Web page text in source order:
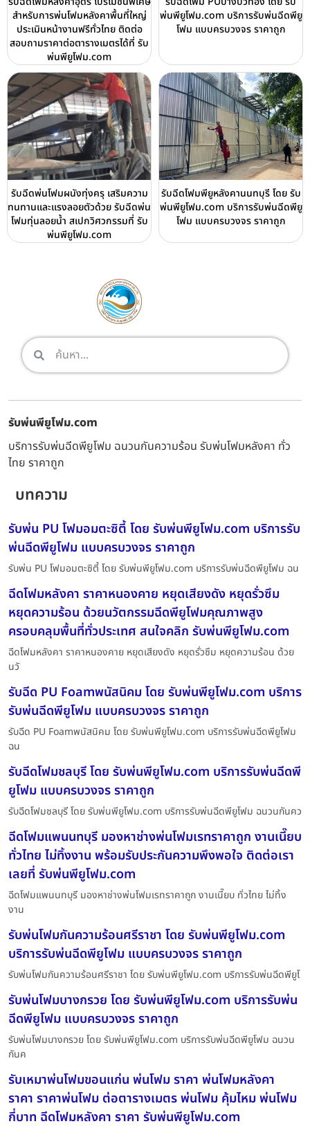
สำหรับการพ่นโฟมหลังคาพื้นที่ใหญ่
ประเมินหน้างานฟรีทั่วไทย ติดต่อ
สอบถามราคาต่อตารางเมตรได้ที่ รับ
พ่นพียูโฟม.com
พ่นพียูโฟม.com บริการรับพ่นฉีดพียู
โฟม แบบครบวงจร ราคาถูก
รับฉีดพ่นโฟมผนังทุ่งครุ เสริมความ
ทนทานและแรงลอยตัวด้วย รับฉีดพ่น
โฟมทุ่นลอยน้ำ สเปกวิศวกรรมที่ รับ
พ่นพียูโฟม.com
รับฉีดโฟมพียูหลังคานนทบุรี โดย รับ
พ่นพียูโฟม.com บริการรับพ่นฉีดพียู
โฟม แบบครบวงจร ราคาถูก
รับพ่นพียูโฟม.com
บริการรับพ่นฉีดพียูโฟม ฉนวนกันความร้อน รับพ่นโฟมหลังคา ทั่ว
ไทย ราคาถูก
บทความ
รับพ่น PU โฟมอมตะซิตี้ โดย รับพ่นพียูโฟม.com บริการรับ
พ่นฉีดพียูโฟม แบบครบวงจร ราคาถูก
รับพ่น PU โฟมอมตะซิตี้ โดย รับพ่นพียูโฟม.com บริการรับพ่นฉีดพียูโฟม ฉน
ฉีดโฟมหลังคา ราคาหนองคาย หยุดเสียงดัง หยุดรั่วซึม
หยุดความร้อน ด้วยนวัตกรรมฉีดพียูโฟมคุณภาพสูง
ครอบคลุมพื้นที่ทั่วประเทศ สนใจคลิก รับพ่นพียูโฟม.com
ฉีดโฟมหลังคา ราคาหนองคาย หยุดเสียงดัง หยุดรั่วซึม หยุดความร้อน ด้วย
นวั
รับฉีด PU Foamพนัสนิคม โดย รับพ่นพียูโฟม.com บริการ
รับพ่นฉีดพียูโฟม แบบครบวงจร ราคาถูก
รับฉีด PU Foamพนัสนิคม โดย รับพ่นพียูโฟม.com บริการรับพ่นฉีดพียูโฟม
ฉน
รับฉีดโฟมชลบุรี โดย รับพ่นพียูโฟม.com บริการรับพ่นฉีดพี
ยูโฟม แบบครบวงจร ราคาถูก
รับฉีดโฟมชลบุรี โดย รับพ่นพียูโฟม.com บริการรับพ่นฉีดพียูโฟม ฉนวนกันคว
ฉีดโฟมแพนนทบุรี มองหาช่างพ่นโฟมเรทราคาถูก งานเนี๊ยบ
ทั่วไทย ไม่ทิ้งงาน พร้อมรับประกันความพึงพอใจ ติดต่อเรา
เลยที่ รับพ่นพียูโฟม.com
ฉีดโฟมแพนนทบุรี มองหาช่างพ่นโฟมเรทราคาถูก งานเนี๊ยบ ทั่วไทย ไม่ทิ้ง
งาน
รับพ่นโฟมกันความร้อนศรีราชา โดย รับพ่นพียูโฟม.com
บริการรับพ่นฉีดพียูโฟม แบบครบวงจร ราคาถูก
รับพ่นโฟมกันความร้อนศรีราชา โดย รับพ่นพียูโฟม.com บริการรับพ่นฉีดพียูโ
รับพ่นโฟมบางกรวย โดย รับพ่นพียูโฟม.com บริการรับพ่น
ฉีดพียูโฟม แบบครบวงจร ราคาถูก
รับพ่นโฟมบางกรวย โดย รับพ่นพียูโฟม.com บริการรับพ่นฉีดพียูโฟม ฉนวน
กันค
รับเหมาพ่นโฟมขอนแก่น พ่นโฟม ราคา พ่นโฟมหลังคา
ราคา ราคาพ่นโฟม ต่อตารางเมตร พ่นโฟม คุ้มไหม พ่นโฟม
กี่บาท ฉีดโฟมหลังคา ราคา รับพ่นพียูโฟม.com